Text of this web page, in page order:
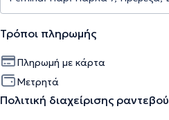
Τρόποι πληρωμής
Πληρωμή με κάρτα
Μετρητά
Πολιτική διαχείρισης ραντεβού